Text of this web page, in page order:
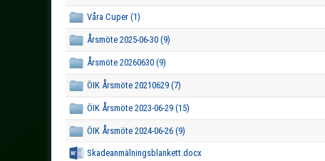
Våra Cuper (1)
Årsmöte 2025-06-30 (9)
Årsmöte 20260630 (9)
ÖIK Årsmöte 20210629 (7)
ÖIK Årsmöte 2023-06-29 (15)
ÖIK Årsmöte 2024-06-26 (9)
Skadeanmälningsblankett.docx